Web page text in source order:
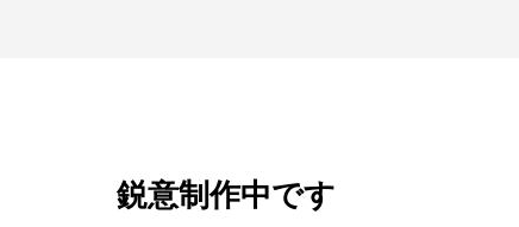
鋭意制作中です